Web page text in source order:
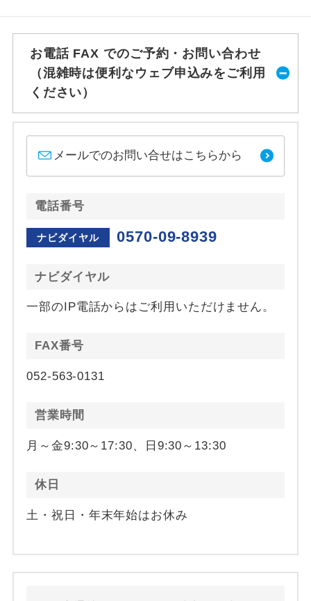
お電話 FAX でのご予約・お問い合わせ
（混雑時は便利なウェブ申込みをご利用
ください）
メールでのお問い合せはこちらから
電話番号
ナビダイヤル 0570-09-8939
ナビダイヤル
一部のIP電話からはご利用いただけません。
FAX番号
052-563-0131
営業時間
月～金9:30～17:30、日9:30～13:30
休日
土・祝日・年末年始はお休み